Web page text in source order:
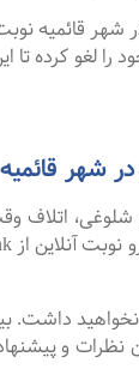
در شهر
لغو کرده تا
شهر قائمیه
شلوغی،
داشت.
و